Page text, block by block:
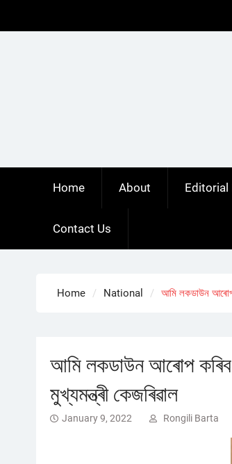
Home About Editorial
Contact Us
Home National আমি লকডাউন আৰোপ
আমি লকডাউন আৰোপ কৰিব
মুখ্যমন্ত্ৰী কেজৰিৱাল
January 9, 2022 Rongili Barta